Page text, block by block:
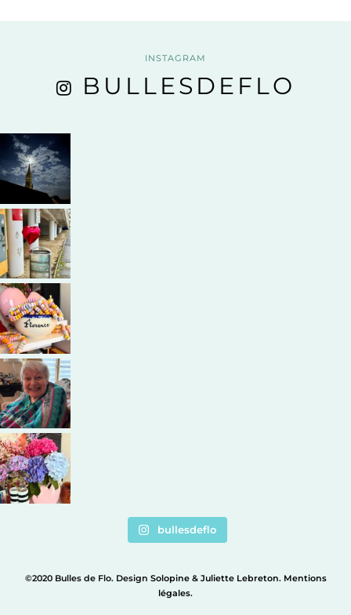
INSTAGRAM
BULLESDEFLO
bullesdeflo
©2020 Bulles de Flo. Design Solopine& Juliette Lebreton. Mentions
légales.